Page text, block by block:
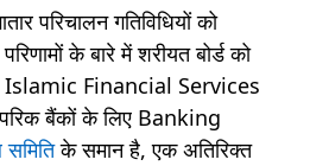
परिचालन गतिविधियों को
के बारे में शरीयत बोर्ड को
Islamic Financial Services
बैंकों के लिए Banking
के समान है, एक अतिरिक्त